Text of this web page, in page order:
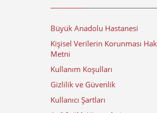
Büyük Anadolu Hastanesi
Kişisel Verilerin Korunması
Metni
Kullanım Koşulları
Gizlilik ve Güvenlik
Kullanıcı Şartları